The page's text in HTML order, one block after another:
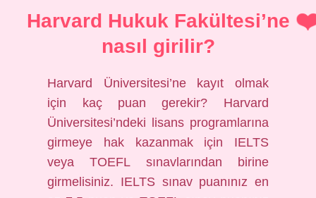
Harvard Hukuk Fakültesi’ne
nasıl girilir?
Harvard Üniversitesi’ne kayıt olmak
için kaç puan gerekir? Harvard
Üniversitesi’ndeki lisans programlarına
girmeye hak kazanmak için IELTS
veya TOEFL sınavlarından birine
girmelisiniz. IELTS sınav puanınız en